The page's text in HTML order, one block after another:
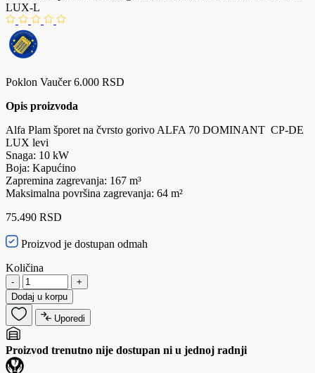
LUX-L
Poklon Vaučer 6.000 RSD
Opis proizvoda
Alfa Plam šporet na čvrsto gorivo ALFA 70 DOMINANT CP-DE
LUX levi
Snaga: 10 kW
Boja: Kapućino
Zapremina zagrevanja: 167 m³
Maksimalna površina zagrevanja: 64 m²
75.490 RSD
Proizvod je dostupan odmah
Količina
-
+
Dodaj u korpu
Uporedi
Proizvod trenutno nije dostupan ni u jednoj radnji